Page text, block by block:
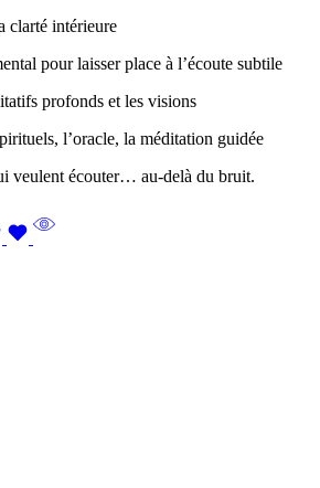
clarté intérieure
pour laisser place à l’écoute subtile
profonds et les visions
l’oracle, la méditation guidée
veulent écouter… au-delà du bruit.